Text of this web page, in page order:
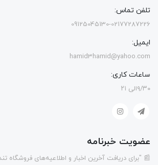
تلفن تماس:
09125045130-02177287226
ایمیل:
hamid3hamid@yahoo.com
ساعات کاری:
۹/۳۰الی ۲۱
عضویت خبرنامه
📰 "برای دریافت آخرین اخبار و اطلاعیه‌های فروشگاه